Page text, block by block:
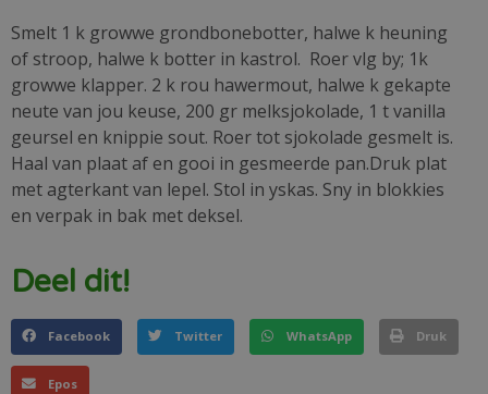
Smelt 1 k growwe grondbonebotter, halwe k heuning
of stroop, halwe k botter in kastrol. Roer vlg by; 1k
growwe klapper. 2 k rou hawermout, halwe k gekapte
neute van jou keuse, 200 gr melksjokolade, 1 t vanilla
geursel en knippie sout. Roer tot sjokolade gesmelt is.
Haal van plaat af en gooi in gesmeerde pan.Druk plat
met agterkant van lepel. Stol in yskas. Sny in blokkies
en verpak in bak met deksel.
Deel dit!
Facebook Twitter WhatsApp Druk
Epos